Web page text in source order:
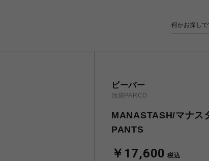
ビーバー
池袋PARCO
MANASTASH/マナス
PANTS
￥17,600 税込